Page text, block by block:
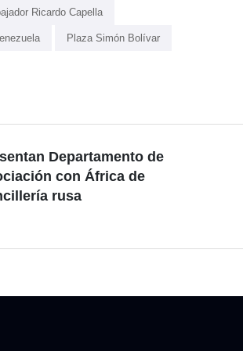
Ricardo Capella
Plaza Simón Bolívar
Departamento de
con África de
rusa